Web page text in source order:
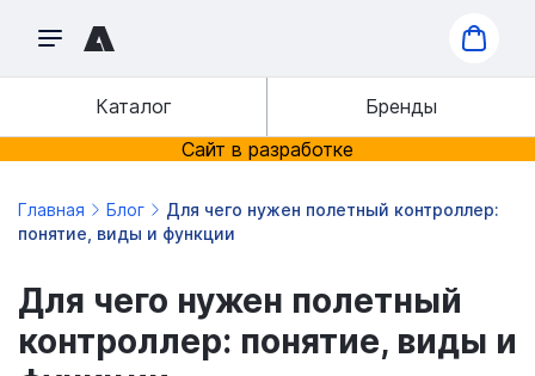
Каталог
Бренды
Сайт в разработке
Главная Блог
Для чего нужен полетный контроллер:
понятие, виды и функции
Для чего нужен полетный
контроллер: понятие, виды и